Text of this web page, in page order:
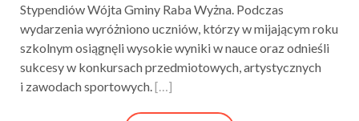
Stypendiów Wójta Gminy Raba Wyżna. Podczas
wydarzenia wyróżniono uczniów, którzy w mijającym roku
szkolnym osiągnęli wysokie wyniki w nauce oraz odnieśli
sukcesy w konkursach przedmiotowych, artystycznych
i zawodach sportowych.[…]